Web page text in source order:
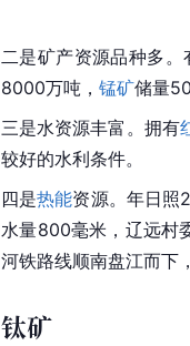
二是矿产资源品种多
8000万吨， 锰矿储量
三是水资源丰富。拥有
较好的水利条件。
四是热能资源。年日
水量800毫米，辽远村
河铁路线顺南盘江而下
钛矿